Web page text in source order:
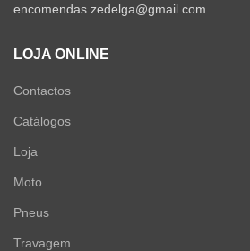
encomendas.zedelga@gmail.com
LOJA ONLINE
Contactos
Catálogos
Loja
Moto
Pneus
Travagem